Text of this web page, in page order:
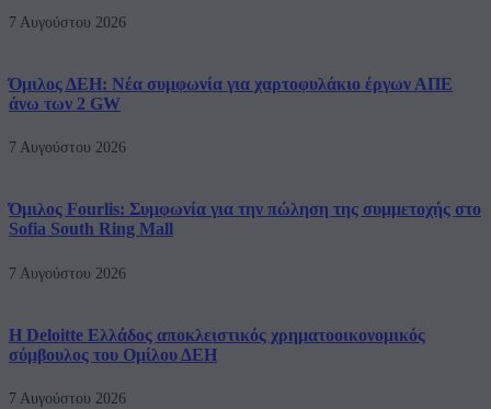
7 Αυγούστου 2026
Όμιλος ΔΕΗ: Νέα συμφωνία για χαρτοφυλάκιο έργων ΑΠΕ
άνω των 2 GW
7 Αυγούστου 2026
Όμιλος Fourlis: Συμφωνία για την πώληση της συμμετοχής στο
Sofia South Ring Mall
7 Αυγούστου 2026
Η Deloitte Ελλάδος αποκλειστικός χρηματοοικονομικός
σύμβουλος του Ομίλου ΔΕΗ
7 Αυγούστου 2026